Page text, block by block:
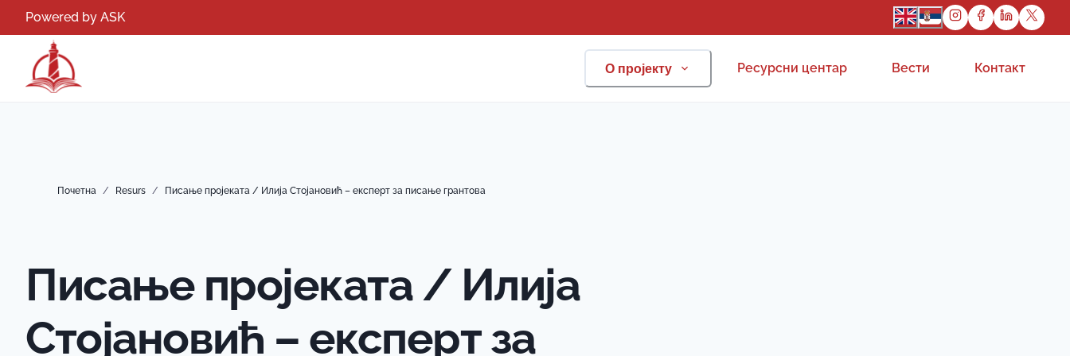
Powered by ASK
О пројекту Ресурсни центар Вести Контакт
Почетна / Resurs / Писање пројеката / Илија Стојановић – експерт за писање грантова
Писање пројеката / Илија
Стојановић – експерт за